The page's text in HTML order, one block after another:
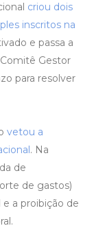
criou dois
inscritos na
e passa a
Gestor
para resolver
vetou a
. Na
de
de gastos)
e a proibição de